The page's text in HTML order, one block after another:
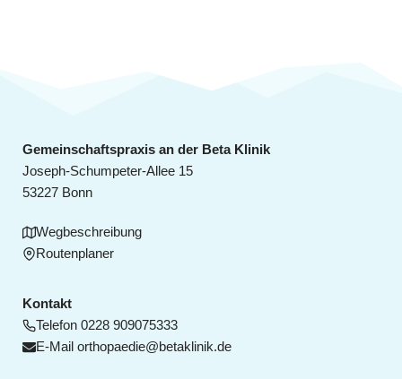
Gemeinschaftspraxis an der Beta Klinik
Joseph-Schumpeter-Allee 15
53227 Bonn
Wegbeschreibung
Routenplaner
Kontakt
Telefon 0228 909075333
E-Mail orthopaedie@betaklinik.de